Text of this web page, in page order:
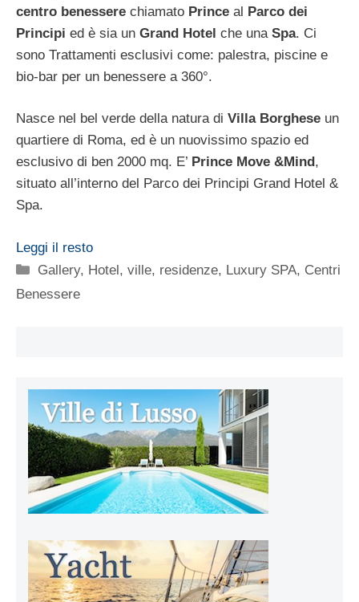
centro benessere chiamato Prince al Parco dei
Principi ed è sia un Grand Hotel che una Spa. Ci
sono Trattamenti esclusivi come: palestra, piscine e
bio-bar per un benessere a 360°.
Nasce nel bel verde della natura di Villa Borghese un
quartiere di Roma, ed è un nuovissimo spazio ed
esclusivo di ben 2000 mq. E’ Prince Move &Mind ,
situato all’interno del Parco dei Principi Grand Hotel &
Spa.
Leggi il resto
Categorie
Gallery, Hotel, ville, residenze, Luxury SPA, Centri
Benessere